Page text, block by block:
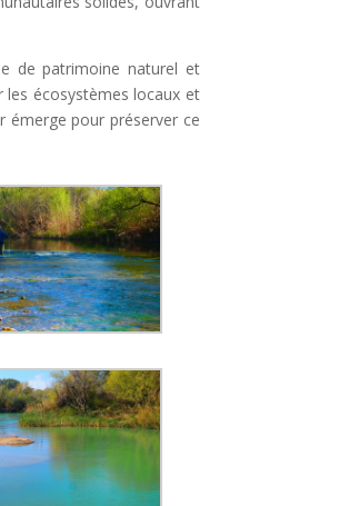
de patrimoine naturel et
les écosystèmes locaux et
émerge pour préserver ce